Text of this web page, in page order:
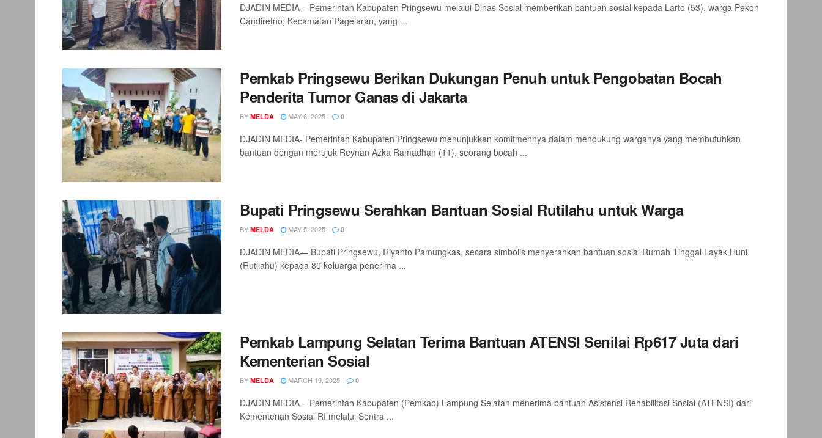
DJADIN MEDIA – Pemerintah Kabupaten Pringsewu melalui Dinas Sosial memberikan bantuan sosial kepada Larto (53), warga Pekon
Candiretno, Kecamatan Pagelaran, yang ...
Pemkab Pringsewu Berikan Dukungan Penuh untuk Pengobatan Bocah
Penderita Tumor Ganas di Jakarta
BY MELDA MAY 6, 2025 0
DJADIN MEDIA- Pemerintah Kabupaten Pringsewu menunjukkan komitmennya dalam mendukung warganya yang membutuhkan
bantuan dengan merujuk Reynan Azka Ramadhan (11), seorang bocah ...
Bupati Pringsewu Serahkan Bantuan Sosial Rutilahu untuk Warga
BY MELDA MAY 5, 2025 0
DJADIN MEDIA— Bupati Pringsewu, Riyanto Pamungkas, secara simbolis menyerahkan bantuan sosial Rumah Tinggal Layak Huni
(Rutilahu) kepada 80 keluarga penerima ...
Pemkab Lampung Selatan Terima Bantuan ATENSI Senilai Rp617 Juta dari
Kementerian Sosial
BY MELDA MARCH 19, 2025 0
DJADIN MEDIA – Pemerintah Kabupaten (Pemkab) Lampung Selatan menerima bantuan Asistensi Rehabilitasi Sosial (ATENSI) dari
Kementerian Sosial RI melalui Sentra ...